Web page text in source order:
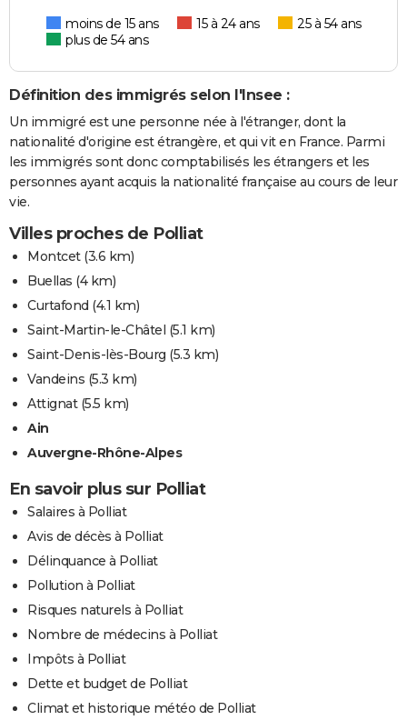
moins de 15 ans 15 à 24 ans
25 à 54 ans
plus de 54 ans
Définition des immigrés selon l'Insee :
Un immigré est une personne née à l'étranger, dont la
nationalité d'origine est étrangère, et qui vit en France. Parmi
les immigrés sont donc comptabilisés les étrangers et les
personnes ayant acquis la nationalité française au cours de leur
vie.
Villes proches de Polliat
Montcet(3.6 km)
Buellas (4 km)
Curtafond (4.1 km)
Saint-Martin-le-Châtel (5.1 km)
Saint-Denis-lès-Bourg (5.3 km)
Vandeins (5.3 km)
Attignat(5.5 km)
Ain
Auvergne-Rhône-Alpes
En savoir plus sur Polliat
Salaires à Polliat
Avis de décès à Polliat
Délinquance à Polliat
Pollution à Polliat
Risques naturels à Polliat
Nombre de médecins à Polliat
Impôts à Polliat
Dette et budget de Polliat
Climat et historique météo de Polliat